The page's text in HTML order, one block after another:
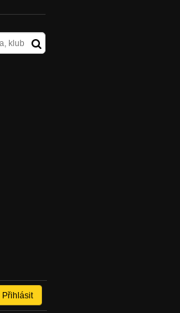
Přihlásit